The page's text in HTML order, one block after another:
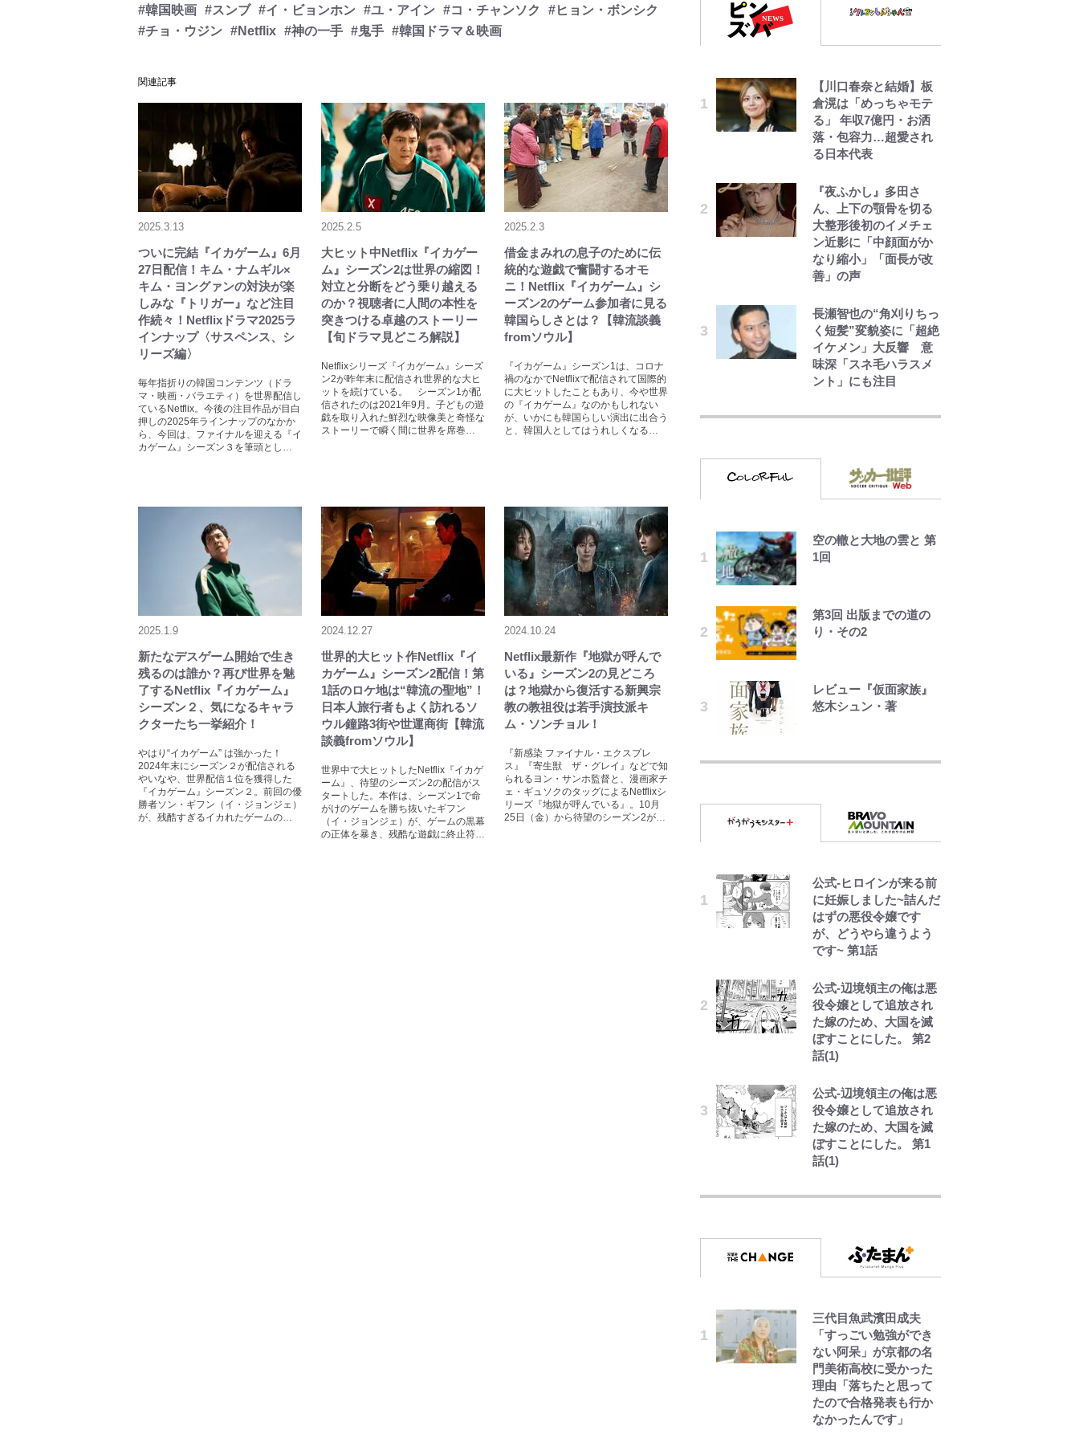
#韓国映画 #スンブ #イ・ビョンホン #ユ・アイン #コ・チャンソク
#ヒョン・ボンシク
#チョ・ウジン #Netflix #神の一手 #鬼手 #韓国ドラマ＆映画
関連記事
2025.3.13
ついに完結『イカゲーム』6月
27日配信！キム・ナムギル×
キム・ヨングァンの対決が楽
しみな『トリガー』など注目
作続々！Netflixドラマ2025ラ
インナップ〈サスペンス、シ
リーズ編〉
毎年指折りの韓国コンテンツ（ドラ
マ・映画・バラエティ）を世界配信し
ているNetflix。今後の注目作品が目白
押しの2025年ラインナップのなかか
ら、今回は、ファイナルを迎える『イ
カゲーム』シーズン３を筆頭とし…
2025.2.5
大ヒット中Netflix『イカゲー
ム』シーズン2は世界の縮図！
対立と分断をどう乗り越える
のか？視聴者に人間の本性を
突きつける卓越のストーリー
【旬ドラマ見どころ解説】
Netflixシリーズ『イカゲーム』シーズ
ン2が昨年末に配信され世界的な大ヒ
ットを続けている。 シーズン1が配
信されたのは2021年9月。子どもの遊
戯を取り入れた鮮烈な映像美と奇怪な
ストーリーで瞬く間に世界を席巻…
2025.2.3
借金まみれの息子のために伝
統的な遊戯で奮闘するオモ
ニ！Netflix『イカゲーム』シ
ーズン2のゲーム参加者に見る
韓国らしさとは？【韓流談義
fromソウル】
『イカゲーム』シーズン1は、コロナ
禍のなかでNetflixで配信されて国際的
に大ヒットしたこともあり、今や世界
の『イカゲーム』なのかもしれない
が、いかにも韓国らしい演出に出合う
と、韓国人としてはうれしくなる…
2025.1.9
新たなデスゲーム開始で生き
残るのは誰か？再び世界を魅
了するNetflix『イカゲーム』
シーズン２、気になるキャラ
クターたち一挙紹介！
やはり“イカゲーム” は強かった！
2024年末にシーズン２が配信される
やいなや、世界配信１位を獲得した
『イカゲーム』シーズン２。前回の優
勝者ソン・ギフン（イ・ジョンジェ）
が、残酷すぎるイカれたゲームの…
2024.12.27
世界的大ヒット作Netflix『イ
カゲーム』シーズン2配信！第
1話のロケ地は“韓流の聖地”！
日本人旅行者もよく訪れるソ
ウル鐘路3街や世運商街【韓流
談義fromソウル】
世界中で大ヒットしたNetflix『イカゲ
ーム』、待望のシーズン2の配信がス
タートした。本作は、シーズン1で命
がけのゲームを勝ち抜いたギフン
（イ・ジョンジェ）が、ゲームの黒幕
の正体を暴き、残酷な遊戯に終止符…
2024.10.24
Netflix最新作『地獄が呼んで
いる』シーズン2の見どころ
は？地獄から復活する新興宗
教の教祖役は若手演技派キ
ム・ソンチョル！
『新感染 ファイナル・エクスプレ
ス』『寄生獣 ザ・グレイ』などで知
られるヨン・サンホ監督と、漫画家チ
ェ・ギュソクのタッグによるNetflixシ
リーズ『地獄が呼んでいる』。10月
25日（金）から待望のシーズン2が…
【川口春奈と結婚】板
倉滉は「めっちゃモテ
る」 年収7億円・お洒
落・包容力…超愛され
る日本代表
『夜ふかし』多田さ
ん、上下の顎骨を切る
大整形後初のイメチェ
ン近影に「中顔面がか
なり縮小」「面長が改
善」の声
長瀬智也の“角刈りちっ
く短髪”変貌姿に「超絶
イケメン」大反響 意
味深「スネ毛ハラスメ
ント」にも注目
ュースだゾ
とうちゃんが出世する
ボーちゃんの一途な気
持ちだゾ
空の轍と大地の雲と 第
1回
第3回 出版までの道の
り・その2
レビュー『仮面家族』
悠木シュン・著
田綺世の爆美女モデル
株を上げ続ける大谷翔
平妻｢最強の処世術」
松田直樹さん急逝から
15年…横浜FMが開幕戦
で着る追悼Tシャツにフ
ァン熱望｢買いたい…そ
して選手と一緒に着た
超大物女優との熱愛報
道でも話題！板倉滉所
属アヤックスの｢カッコ
よすぎる｣黒×金の新ア
れは買い｣｢ここ10年で
ベスト｣
公式-ヒロインが来る前
に妊娠しました~詰んだ
はずの悪役令嬢です
が、どうやら違うよう
です~ 第1話
公式-辺境領主の俺は悪
役令嬢として追放され
た嫁のため、大国を滅
ぼすことにした。 第2
話(1)
公式-辺境領主の俺は悪
役令嬢として追放され
た嫁のため、大国を滅
ぼすことにした。 第1
話(1)
る」魚だった！ ルアー
ジナリティ＆おもしろ
さを知る
「車中泊」旅】良質な
湯は “山の恵み”！ 満足
度を上げてくれる「温
泉付きRVパーク」おす
すめ3選
【南会津に要チェック
三代目魚武濱田成夫
「すっごい勉強ができ
ない阿呆」が京都の名
門美術高校に受かった
理由「落ちたと思って
たので合格発表も行か
なかったんです」